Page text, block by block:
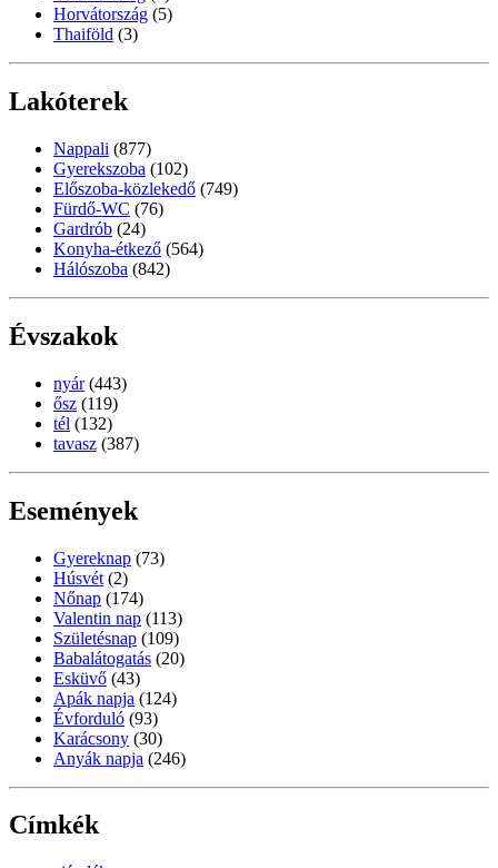
Horvátország (5)
Thaiföld (3)
Lakóterek
Nappali (877)
Gyerekszoba (102)
Előszoba-közlekedő (749)
Fürdő-WC (76)
Gardrób (24)
Konyha-étkező (564)
Hálószoba (842)
Évszakok
nyár (443)
ősz (119)
tél (132)
tavasz (387)
Események
Gyereknap (73)
Húsvét (2)
Nőnap (174)
Valentin nap (113)
Születésnap (109)
Babalátogatás (20)
Esküvő (43)
Apák napja (124)
Évforduló (93)
Karácsony (30)
Anyák napja (246)
Címkék